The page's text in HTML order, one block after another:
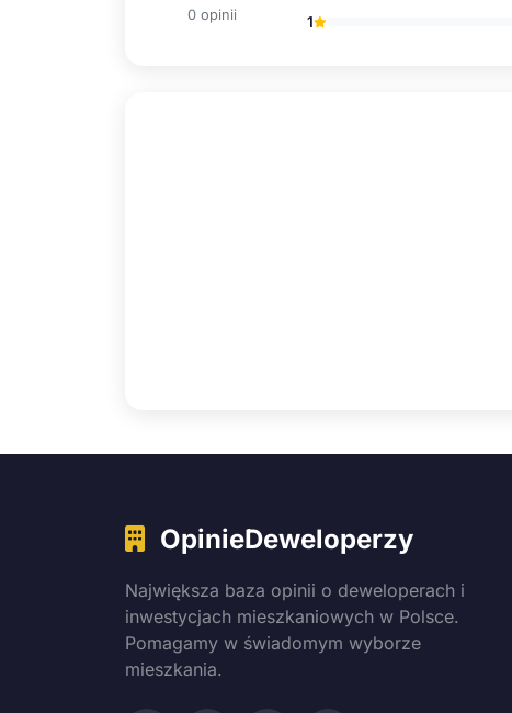
0 opinii 1
OpinieDeweloperzy
Największa baza opinii o deweloperach i
inwestycjach mieszkaniowych w Polsce.
Pomagamy w świadomym wyborze
mieszkania.